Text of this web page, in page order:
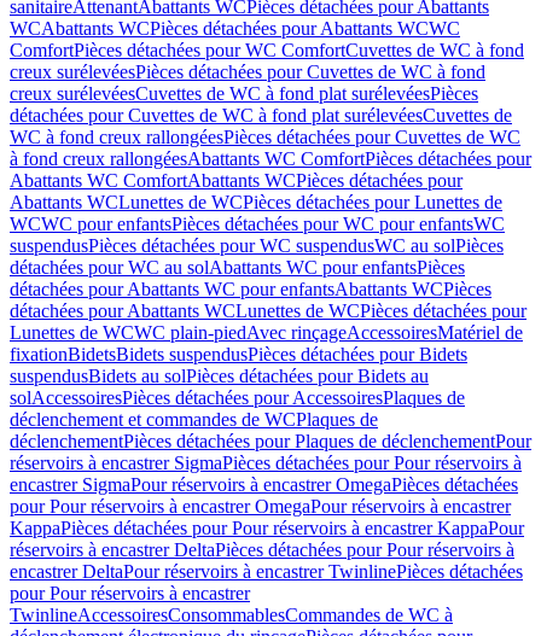
sanitaireAttenantAbattants WCPièces détachées pour Abattants
WCAbattants WCPièces détachées pour Abattants WCWC
ComfortPièces détachées pour WC ComfortCuvettes de WC à fond
creux surélevéesPièces détachées pour Cuvettes de WC à fond
creux surélevéesCuvettes de WC à fond plat surélevéesPièces
détachées pour Cuvettes de WC à fond plat surélevéesCuvettes de
WC à fond creux rallongéesPièces détachées pour Cuvettes de WC
à fond creux rallongéesAbattants WC ComfortPièces détachées pour
Abattants WC ComfortAbattants WCPièces détachées pour
Abattants WCLunettes de WCPièces détachées pour Lunettes de
WCWC pour enfantsPièces détachées pour WC pour enfantsWC
suspendusPièces détachées pour WC suspendusWC au solPièces
détachées pour WC au solAbattants WC pour enfantsPièces
détachées pour Abattants WC pour enfantsAbattants WCPièces
détachées pour Abattants WCLunettes de WCPièces détachées pour
Lunettes de WCWC plain-piedAvec rinçageAccessoiresMatériel de
fixationBidetsBidets suspendusPièces détachées pour Bidets
suspendusBidets au solPièces détachées pour Bidets au
solAccessoiresPièces détachées pour AccessoiresPlaques de
déclenchement et commandes de WCPlaques de
déclenchementPièces détachées pour Plaques de déclenchementPour
réservoirs à encastrer SigmaPièces détachées pour Pour réservoirs à
encastrer SigmaPour réservoirs à encastrer OmegaPièces détachées
pour Pour réservoirs à encastrer OmegaPour réservoirs à encastrer
KappaPièces détachées pour Pour réservoirs à encastrer KappaPour
réservoirs à encastrer DeltaPièces détachées pour Pour réservoirs à
encastrer DeltaPour réservoirs à encastrer TwinlinePièces détachées
pour Pour réservoirs à encastrer
TwinlineAccessoiresConsommablesCommandes de WC à